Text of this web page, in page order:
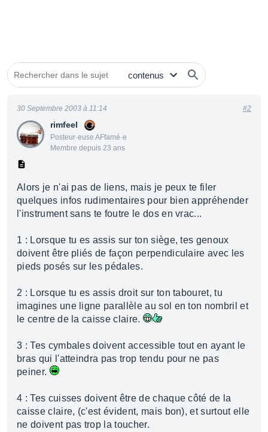
rimfeel
Posteur·euse AFfamé·e
Membre depuis 23 ans
30 Septembre 2003 à 11:14 #2
Alors je n'ai pas de liens, mais je peux te filer
quelques infos rudimentaires pour bien appréhender
l'instrument sans te foutre le dos en vrac...
1 : Lorsque tu es assis sur ton siège, tes genoux
doivent être pliés de façon perpendiculaire avec les
pieds posés sur les pédales.
2 : Lorsque tu es assis droit sur ton tabouret, tu
imagines une ligne parallèle au sol en ton nombril et
le centre de la caisse claire.
3 : Tes cymbales doivent accessible tout en ayant le
bras qui l'atteindra pas trop tendu pour ne pas
peiner.
4 : Tes cuisses doivent être de chaque côté de la
caisse claire, (c'est évident, mais bon), et surtout elle
ne doivent pas trop la toucher.